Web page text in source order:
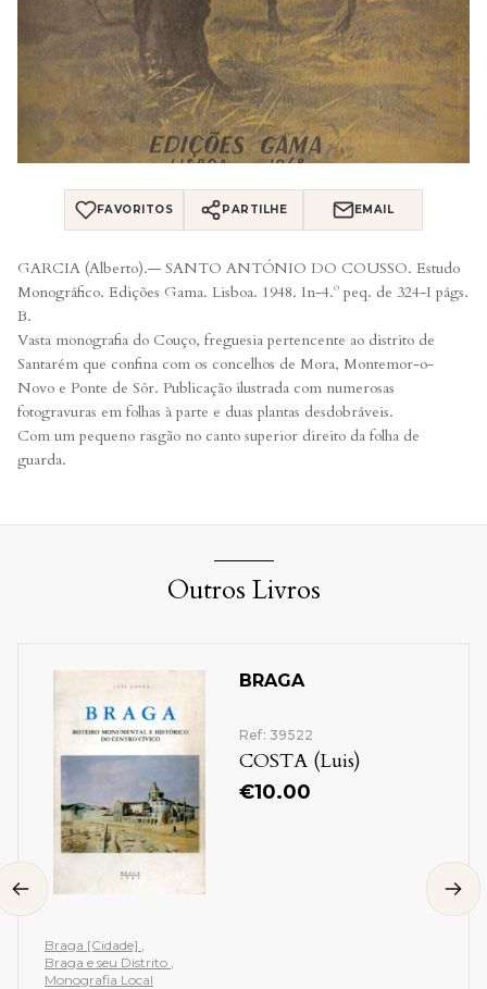
FAVORITOS PARTILHE EMAIL
GARCIA (Alberto).— SANTO ANTÓNIO DO COUSSO. Estudo
Monográfico. Edições Gama. Lisboa. 1948. In-4.º peq. de 324-I págs.
B.
Vasta monografia do Couço, freguesia pertencente ao distrito de
Santarém que confina com os concelhos de Mora, Montemor-o-
Novo e Ponte de Sôr. Publicação ilustrada com numerosas
fotogravuras em folhas à parte e duas plantas desdobráveis.
Com um pequeno rasgão no canto superior direito da folha de
guarda.
Outros Livros
BRAGA
Ref: 39522
COSTA (Luis)
€10.00
Braga [Cidade]
Braga e seu Distrito
Monografia Local